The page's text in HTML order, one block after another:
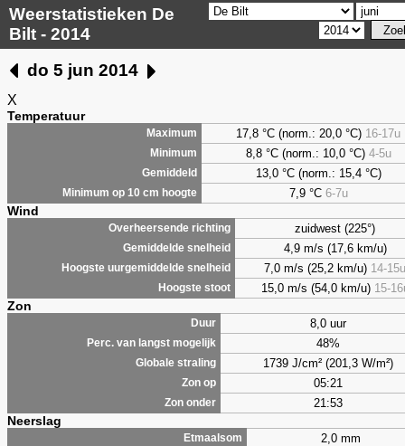
Weerstatistieken De
Bilt - 2014
do 5 jun 2014
X
Temperatuur
Maximum 17,8 °C (norm.: 20,0 °C) 16-17u
Minimum 8,8°C (norm.: 10,0 °C) 4-5u
Gemiddeld 13,0 °C (norm.: 15,4 °C)
Minimum op 10 cm hoogte 7,9°C 6-7u
Wind
Overheersende richting zuidwest (225°)
Gemiddelde snelheid 4,9 m/s (17,6 km/u)
Hoogste uurgemiddelde snelheid 7,0 m/s (25,2 km/u) 14-15u
Hoogste stoot 15,0 m/s (54,0 km/u) 15-
Zon
Duur 8,0 uur
Perc. van langst mogelijk 48%
Globale straling 1739 J/cm² (201,3 W/m²)
Zon op 05:21
Zon onder 21:53
Neerslag
Etmaalsom 2,0 mm